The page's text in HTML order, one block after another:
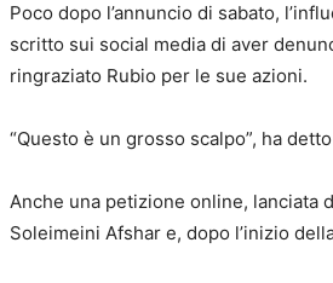
Poco dopo l’annuncio di sabato,
scritto sui social media di aver
ringraziato Rubio per le sue azioni.
“Questo è un grosso scalpo”, ha
Anche una petizione online, lanciata
Soleimeini Afshar e, dopo l’inizio